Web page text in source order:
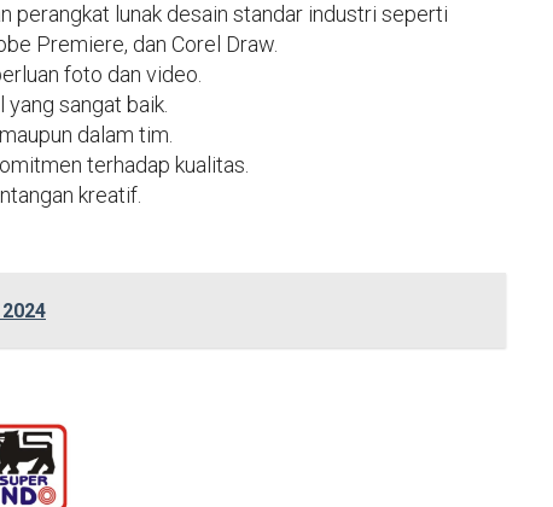
perangkat lunak desain standar industri seperti
Premiere, dan Corel Draw.
foto dan video.
sangat baik.
dalam tim.
terhadap kualitas.
kreatif.